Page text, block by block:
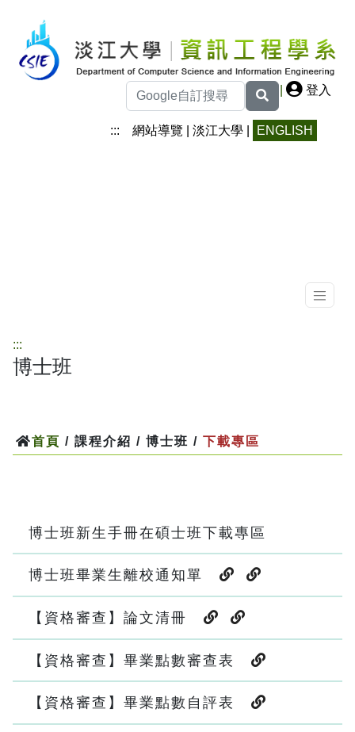
| 登入
::: 網站導覽 淡江大學 ENGLISH
:::
博士班
首頁 / 課程介紹 / 博士班 / 下載專區
博士班新生手冊在碩士班下載專區
博士班畢業生離校通知單
【資格審查】論文清冊
【資格審查】畢業點數審查表
【資格審查】畢業點數自評表